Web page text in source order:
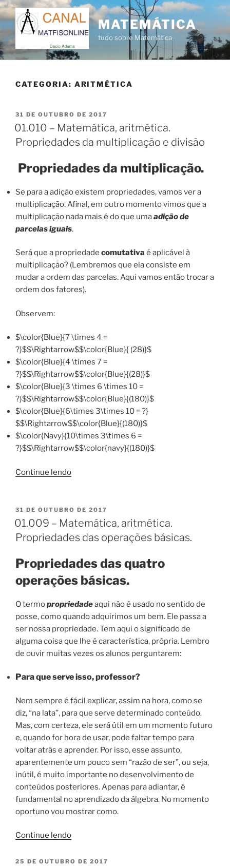
Pular
para
o
conteúdo
MATEMÁTICA
tudo sobre Matemática
CATEGORIA: ARITMÉTICA
PUBLICADO
EM
31 DE OUTUBRO DE 2017
01.010 – Matemática, aritmética.
Propriedades da multiplicação e divisão
Propriedades da multiplicação.
Se para a adição existem propriedades, vamos ver a
multiplicação. Afinal, em outro momento vimos que a
multiplicação nada mais é do que umaadição de
parcelas iguais.
Será que a propriedade comutativa é aplicável à
multiplicação? (Lembremos que ela consiste em
mudar a ordem das parcelas. Aqui vamos então trocar a
ordem dos fatores).
Observem:
$\color{Blue}{7 \times 4 =
?}$$\Rightarrow$$\color{Blue}{ (28)}$
$\color{Blue}{4 \times 7 =
?}$$\Rightarrow$$\color{Blue}{(28)}$
$\color{Blue}{3 \times 6 \times 10 =
?}$$\Rightarrow$$\color{Blue}{(180)}$
$\color{Blue}{6\times 3\times 10 = ?}
$$\Rightarrow$$\color{Blue}{(180)}$
$\color{Navy}{10\times 3\times 6 =
?}$$\Rightarrow$$\color{navy}{(180)}$
Continue lendo“01.010
aritmética.
Propriedades
da
multiplicação
divisão”
PUBLICADO
EM
31 DE OUTUBRO DE 2017
01.009 – Matemática, aritmética.
Propriedades das operações básicas.
Propriedades das quatro
operações básicas.
O termopropriedadeaqui não é usado no sentido de
posse, como quando adquirimos um bem. Ele passa a
ser nossa propriedade. Tem aqui o significado de
alguma coisa que lhe é característica, própria. Lembro
de ouvir muitas vezes os alunos perguntarem:
Para que serve isso, professor?
Nem sempre é fácil explicar, assim na hora, como se
diz, “na lata”, para que serve determinado conteúdo.
Mas, com certeza, ele será útil em um momento futuro
e, quando for hora de usar, pode faltar tempo para
voltar atrás e aprender. Por isso, esse assunto,
aparentemente um pouco sem “razão de ser”, ou seja,
inútil, é muito importante no desenvolvimento de
conteúdos posteriores. Apenas para adiantar, é
fundamental no aprendizado da álgebra. No momento
oportuno vou mostrar como.
Continue lendo“01.009
Matemática,
PUBLICADO
25 DE OUTUBRO DE 2017